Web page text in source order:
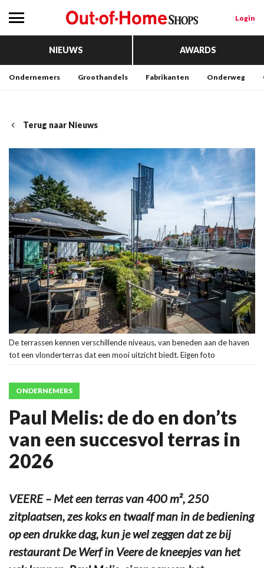
Login
NIEUWS AWARDS
Ondernemers Groothandels Fabrikanten Onderweg
Terug naar Nieuws
De terrassen kennen verschillende niveaus, van beneden aan de haven
tot een vlonderterras dat een mooi uitzicht biedt. Eigen foto
ONDERNEMERS
Paul Melis: de do en don’ts
van een succesvol terras in
2026
VEERE – Met een terras van 400 m², 250
zitplaatsen, zes koks en twaalf man in de bediening
op een drukke dag, kun je wel zeggen dat ze bij
restaurant De Werf in Veere de kneepjes van het